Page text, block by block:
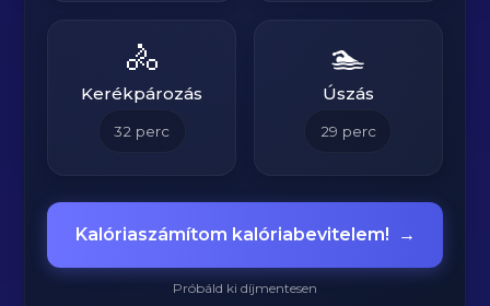
🚴
Kerékpározás
32 perc
🏊
Úszás
29 perc
Kalóriaszámítom kalóriabevitelem! →
Próbáld ki díjmentesen